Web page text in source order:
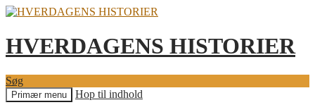
HVERDAGENS HISTORIER
Søg
Primær menu Hop til indhold